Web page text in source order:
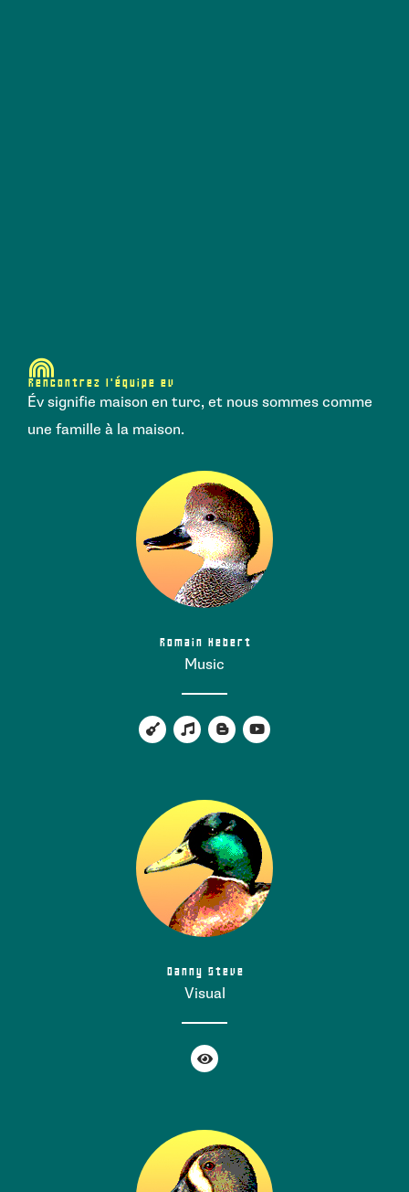
Rencontrez l’équipe ev
Év signifie maison en turc, et nous sommes comme
une famille à la maison.
Romain Hebert
Music
Danny Steve
Visual